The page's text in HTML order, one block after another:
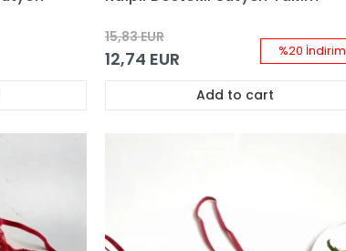
%20 İndirim
15,83 EUR
12,74 EUR
Add to cart